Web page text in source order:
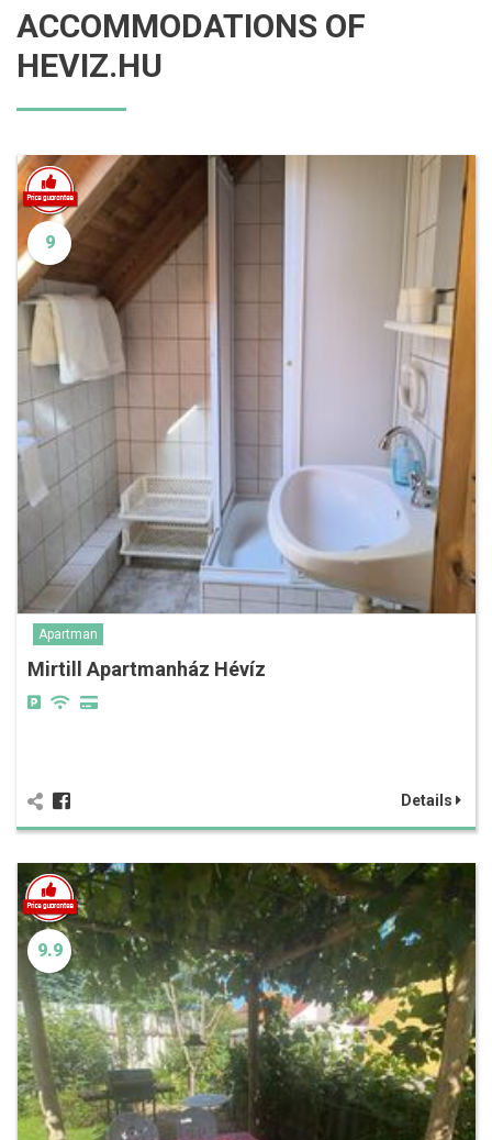
ACCOMMODATIONS OF
HEVIZ.HU
9
Apartman
Mirtill Apartmanház Hévíz
Details
9.9